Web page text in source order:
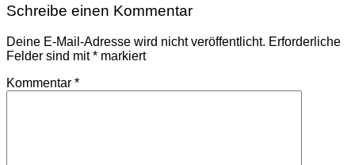
Schreibe einen Kommentar
Deine E-Mail-Adresse wird nicht veröffentlicht. Erforderliche
Felder sind mit* markiert
Kommentar *